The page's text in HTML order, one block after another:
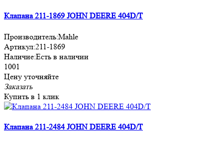
Клапана 211-1869 JOHN DEERE 404D/T
Производитель:Mahle
Артикул:211-1869
Наличие:Есть в наличии
1001
Цену уточняйте
Заказать
Купить в 1 клик
Клапана 211-2484 JOHN DEERE 404D/T